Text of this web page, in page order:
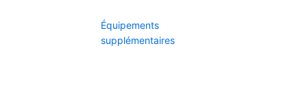
Équipements
supplémentaires